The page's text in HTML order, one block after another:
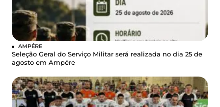
AMPÉRE
Seleção Geral do Serviço Militar será realizada no dia 25 de
agosto em Ampére